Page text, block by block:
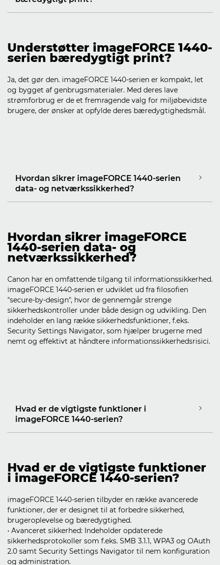
Understøtter imageFORCE 1440-
serien bæredygtigt print?
Ja, det gør den. imageFORCE 1440-serien er kompakt, let
og bygget af genbrugsmaterialer. Med deres lave
strømforbrug er de et fremragende valg for miljøbevidste
brugere, der ønsker at opfylde deres bæredygtighedsmål.
Hvordan sikrer imageFORCE 1440-serien
data- og netværkssikkerhed?
Hvordan sikrer imageFORCE
1440-serien data- og
netværkssikkerhed?
Canon har en omfattende tilgang til informationssikkerhed.
imageFORCE 1440-serien er udviklet ud fra filosofien
"secure-by-design", hvor de gennemgår strenge
sikkerhedskontroller under både design og udvikling. Den
indeholder en lang række sikkerhedsfunktioner, f.eks.
Security Settings Navigator, som hjælper brugerne med
nemt og effektivt at håndtere informationssikkerhedsrisici.
Hvad er de vigtigste funktioner i
imageFORCE 1440-serien?
Hvad er de vigtigste funktioner
i imageFORCE 1440-serien?
imageFORCE 1440-serien tilbyder en række avancerede
funktioner, der er designet til at forbedre sikkerhed,
brugeroplevelse og bæredygtighed.
• Avanceret sikkerhed: Indeholder opdaterede
sikkerhedsprotokoller som f.eks. SMB 3.1.1, WPA3 og OAuth
2.0 samt Security Settings Navigator til nem konfiguration
og administration.